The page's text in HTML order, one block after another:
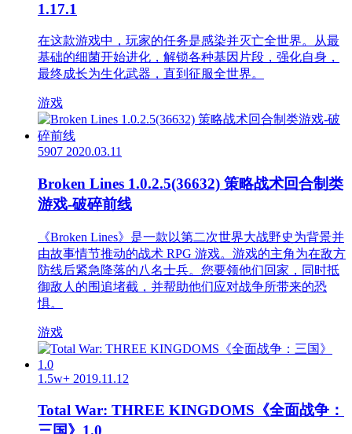
1.17.1
在这款游戏中，玩家的任务是感染并灭亡全世界。从最
基础的细菌开始进化，解锁各种基因片段，强化自身，
最终成长为生化武器，直到征服全世界。
游戏
5907 2020.03.11
Broken Lines 1.0.2.5(36632) 策略战术回合制类
游戏-破碎前线
《Broken Lines》是一款以第二次世界大战野史为背景并
由故事情节推动的战术 RPG 游戏。游戏的主角为在敌方
防线后紧急降落的八名士兵。您要领他们回家，同时抵
御敌人的围追堵截，并帮助他们应对战争所带来的恐
惧。
游戏
1.5w+ 2019.11.12
Total War: THREE KINGDOMS《全面战争：
三国》1.0